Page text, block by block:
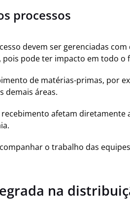
processos
devem ser gerenciadas
pode ter impacto em todo o
de matérias-primas, por
demais áreas.
afetam diretamente
o trabalho das
na